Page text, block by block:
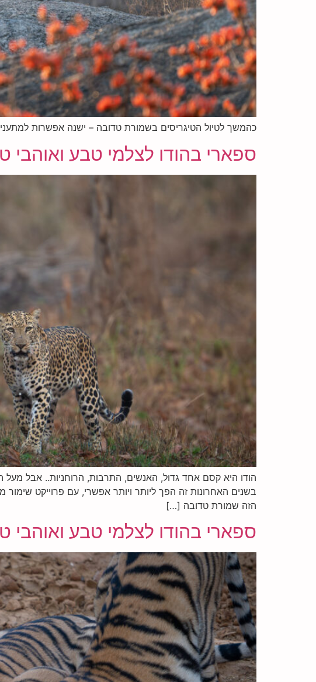
כהמשך לטיול הטיגריסים בשמורת טדובה – ישנה אפשרות
ספארי בהודו לצלמי טבע ואוהבי טבע
הודו היא קסם אחד גדול, האנשים, התרבות, הרוחניות.. אבל
בשנים האחרונות זה הפך ליותר ויותר אפשרי, עם פרוייקט
הזה שמורת טדובה […]
ספארי בהודו לצלמי טבע ואוהבי טבע